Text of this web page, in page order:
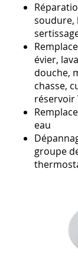
soudure,
évier,
douche,
chasse,
réservoir
eau
groupe